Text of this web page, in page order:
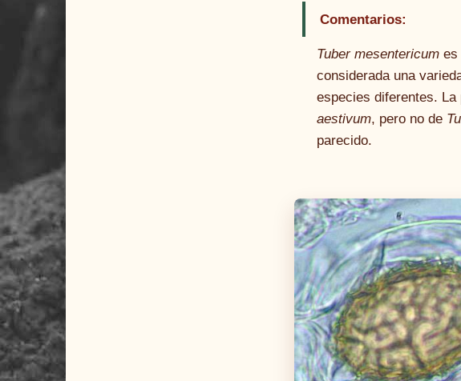
Comentarios:
Tuber mesentericum es
considerada una
especies diferentes.
aestivum, pero no de
parecido.